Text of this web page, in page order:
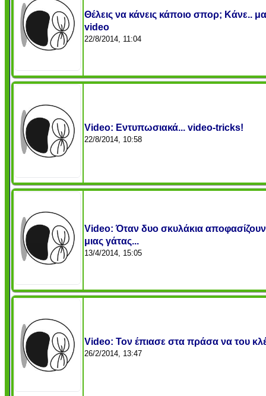
Θέλεις να κάνεις κάποιο σπορ; Κάνε..
video
22/8/2014, 11:04
Video: Εντυπωσιακά... video-tricks!
22/8/2014, 10:58
Video: Όταν δυο σκυλάκια
μιας γάτας...
13/4/2014, 15:05
Video: Τον έπιασε στα πράσα να του
26/2/2014, 13:47